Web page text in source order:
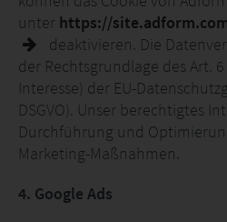
unter https://
deaktivieren. Die
der Rechtsgrundlage des Art.
Interesse) der EU-
DSGVO). Unser berechtigtes
Durchführung und
Marketing-Maßnahmen.
4. Google Ads